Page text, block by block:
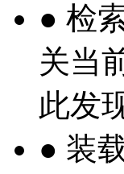
● 检
关当
此发
● 装